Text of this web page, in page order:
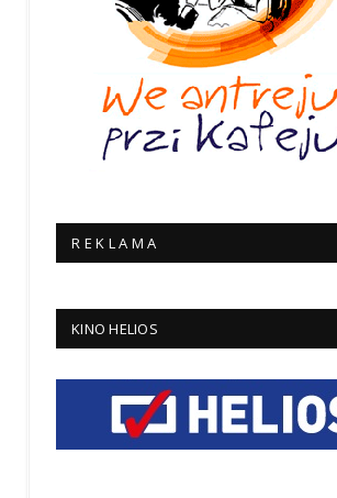
R E K L A M A
KINO HELIOS